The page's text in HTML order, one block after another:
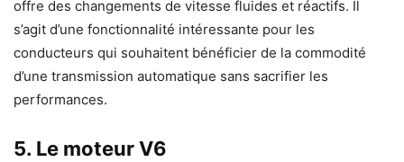
offre des changements de vitesse fluides et réactifs. Il
s’agit d’une fonctionnalité intéressante pour les
conducteurs qui souhaitent bénéficier de la commodité
d’une transmission automatique sans sacrifier les
performances.
5. Le moteur V6